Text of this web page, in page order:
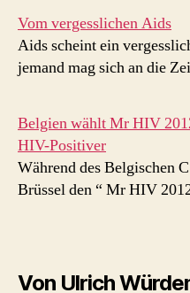
Vom vergesslichen Aids
Aids scheint ein
jemand mag sich an die
Belgien wählt Mr HIV
HIV-Positiver
Während des Belgischen
Brüssel den “ Mr HIV
Von Ulrich